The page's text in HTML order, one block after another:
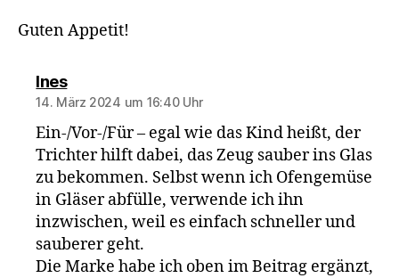
Guten Appetit!
Inessagt:
14. März 2024 um 16:40 Uhr
Ein-/Vor-/Für – egal wie das Kind heißt, der
Trichter hilft dabei, das Zeug sauber ins Glas
zu bekommen. Selbst wenn ich Ofengemüse
in Gläser abfülle, verwende ich ihn
inzwischen, weil es einfach schneller und
sauberer geht.
Die Marke habe ich oben im Beitrag ergänzt,